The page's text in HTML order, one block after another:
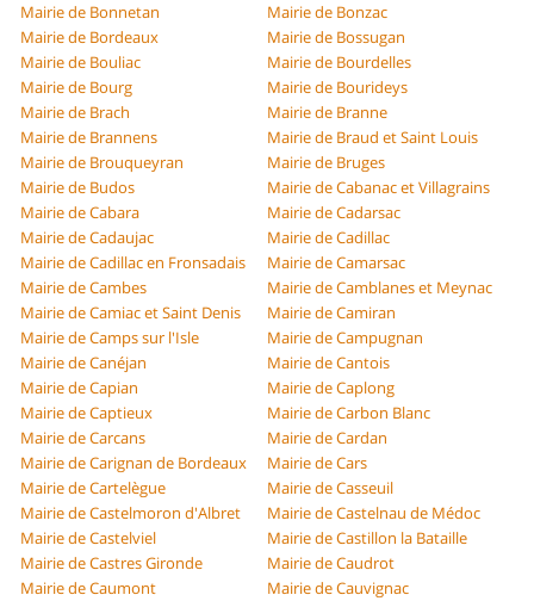
Mairie de Bonnetan
Mairie de Bonzac
Mairie de Bordeaux
Mairie de Bossugan
Mairie de Bouliac
Mairie de Bourdelles
Mairie de Bourg
Mairie de Bourideys
Mairie de Brach
Mairie de Branne
Mairie de Brannens
Mairie de Braud et Saint Louis
Mairie de Brouqueyran
Mairie de Bruges
Mairie de Budos
Mairie de Cabanac et Villagrains
Mairie de Cabara
Mairie de Cadarsac
Mairie de Cadaujac
Mairie de Cadillac
Mairie de Cadillac en Fronsadais
Mairie de Camarsac
Mairie de Cambes
Mairie de Camblanes et Meynac
Mairie de Camiac et Saint Denis
Mairie de Camiran
Mairie de Camps sur l'Isle
Mairie de Campugnan
Mairie de Canéjan
Mairie de Cantois
Mairie de Capian
Mairie de Caplong
Mairie de Captieux
Mairie de Carbon Blanc
Mairie de Carcans
Mairie de Cardan
Mairie de Carignan de Bordeaux
Mairie de Cars
Mairie de Cartelègue
Mairie de Casseuil
Mairie de Castelmoron d'Albret
Mairie de Castelnau de Médoc
Mairie de Castelviel
Mairie de Castillon la Bataille
Mairie de Castres Gironde
Mairie de Caudrot
Mairie de Caumont
Mairie de Cauvignac